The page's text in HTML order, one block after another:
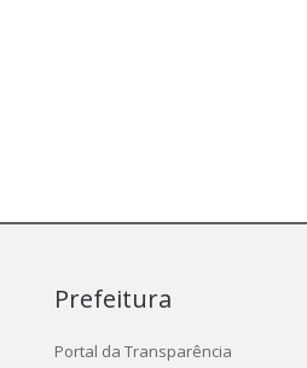
Prefeitura
Portal da Transparência